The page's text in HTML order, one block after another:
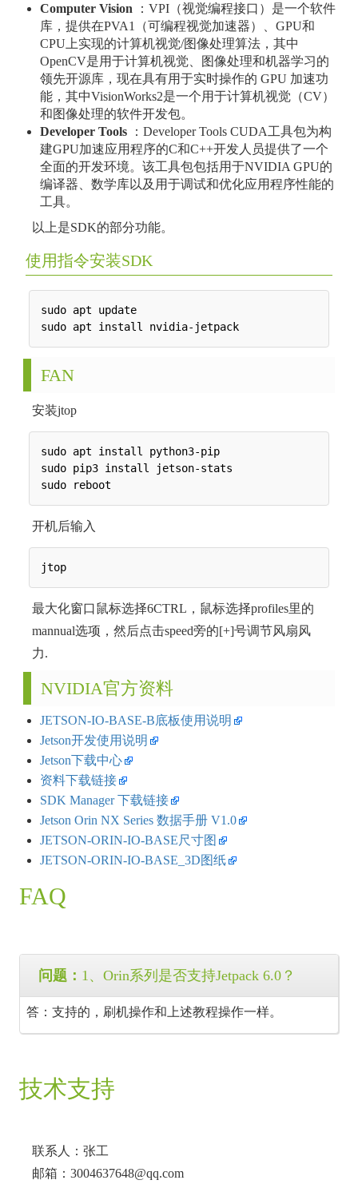
Computer Vision ：VPI（视觉编程接口）是一个软件
库，提供在PVA1（可编程视觉加速器）、GPU和
CPU上实现的计算机视觉/图像处理算法，其中
OpenCV是用于计算机视觉、图像处理和机器学习的
领先开源库，现在具有用于实时操作的 GPU 加速功
能，其中VisionWorks2是一个用于计算机视觉（CV）
和图像处理的软件开发包。
Developer Tools：Developer Tools CUDA工具包为构
建GPU加速应用程序的C和C++开发人员提供了一个
全面的开发环境。该工具包包括用于NVIDIA GPU的
编译器、数学库以及用于调试和优化应用程序性能的
工具。
以上是SDK的部分功能。
使用指令安装SDK
sudo apt update
FAN
安装jtop
sudo apt install python3-pip
sudo pip3 install jetson-stats
开机后输入
最大化窗口鼠标选择6CTRL，鼠标选择profiles里的
mannual选项，然后点击speed旁的[+]号调节风扇风
力.
NVIDIA官方资料
JETSON-IO-BASE-B底板使用说明
Jetson开发使用说明
Jetson下载中心
资料下载链接
SDK Manager 下载链接
Jetson Orin NX Series 数据手册 V1.0
JETSON-ORIN-IO-BASE尺寸图
JETSON-ORIN-IO-BASE_3D图纸
FAQ
问题： 1、Orin系列是否支持Jetpack 6.0？
答：支持的，刷机操作和上述教程操作一样。
技术支持
联系人：张工
邮箱：3004637648@qq.com